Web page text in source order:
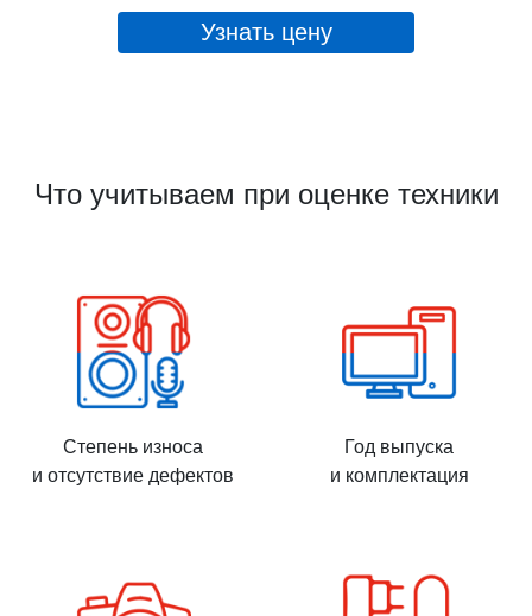
Узнать цену
Что учитываем при оценке техники
Степень износа
и отсутствие дефектов
Год выпуска
и комплектация